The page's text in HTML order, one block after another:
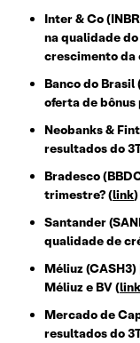
Inter & Co
na qualidade
crescimento da
Banco do Brasil
oferta de
Neobanks &
resultados do
Bradesco
trimestre? (link)
Santander
qualidade de
Méliuz
Méliuz e BV (link
Mercado de
resultados do